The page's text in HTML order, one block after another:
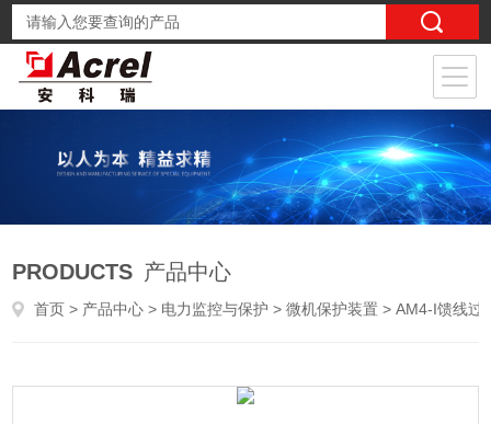
PRODUCTS 产品中心
首页 > 产品中心 > 电力监控与保护 >微机保护装置 > AM4-I馈线过流保护装置